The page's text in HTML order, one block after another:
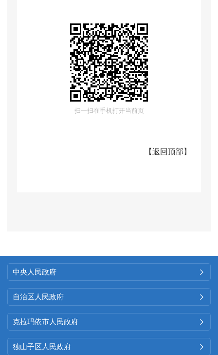
化发展局）按照“以公开为常态，
不公开为例外”的总体要求，遵循
公正、公平、合法、便民的原
则。主动公开并及时更新机构设
部门决算
等需要公开的信
开渠道，信息公开的服务性、时
答复规范要求，进一步规范依申
请公开工作，畅通受理渠道，健
全完善工作规范，切实保障社会
公众知情权。2025年度，区工业
和信息化局（区数字化发展局）
未收到政府信息公开申请。
扫一扫在手机打开当前页
【返回顶部 】
中央人民政府 
自治区人民政府 
克拉玛依市人民政府 
独山子区人民政府 